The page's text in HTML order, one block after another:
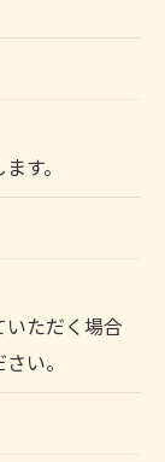
す。
ただく場合
い。